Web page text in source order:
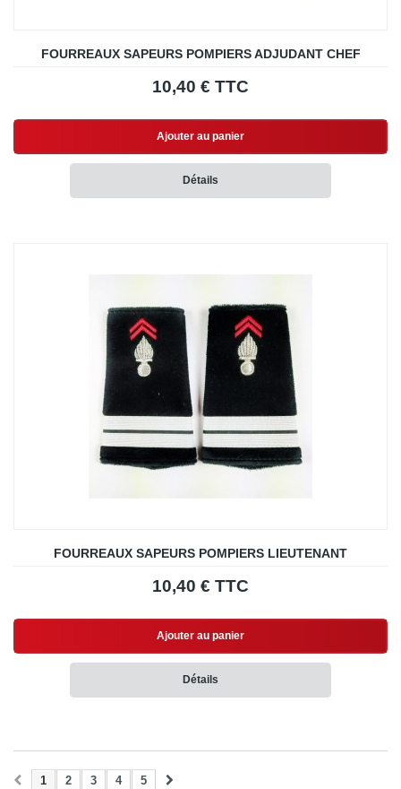
FOURREAUX SAPEURS POMPIERS ADJUDANT CHEF
10,40 € TTC
Ajouter au panier
Détails
FOURREAUX SAPEURS POMPIERS LIEUTENANT
10,40 € TTC
Ajouter au panier
Détails
1 2 3 4 5